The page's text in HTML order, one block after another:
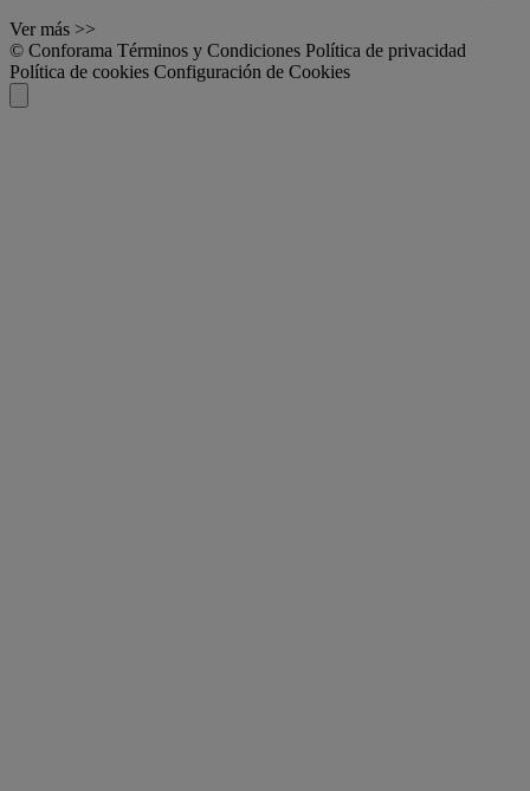
Ver más >>
© Conforama Términos y Condiciones Política de privacidad
Política de cookies Configuración de Cookies